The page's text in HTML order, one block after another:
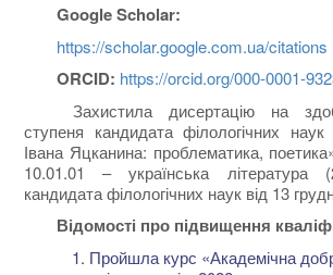
Google Scholar:
https://scholar.google.com.ua/citations
ORCID: https://orcid.org/000-0001-
Захистила дисертацію на
ступеня кандидата філологічних
Івана Яцканина: проблематика,
10.01.01 – українська література
кандидата філологічних наук від 13
Відомості про підвищення
Пройшла курс «Академічна